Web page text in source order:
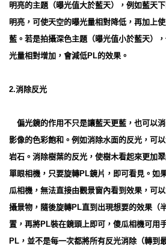
明亮的主題（曝光值大於藍天），例如藍天
明亮，可使天空的曝光量相對降低，再加上
藍。若是拍攝深色主題（曝光值小於藍天）
光量相對增加，會減低PL的效果。
2.消除反光
偏光鏡的作用不只是讓藍天更藍，也可以
影像的色彩飽和。例如消除水面的反光，可
岩石。消除樹葉的反光，使樹木看起來更加
單眼相機，只要旋轉PL鏡片，即可看見。如
瓜相機，無法直接由觀景窗內看到效果，可
攝景物，隨後旋轉PL直到出現想要的效果（
置，再將PL裝在鏡頭上即可，傻瓜相機可用
PL，並不是每一次都將所有反光消除（轉到